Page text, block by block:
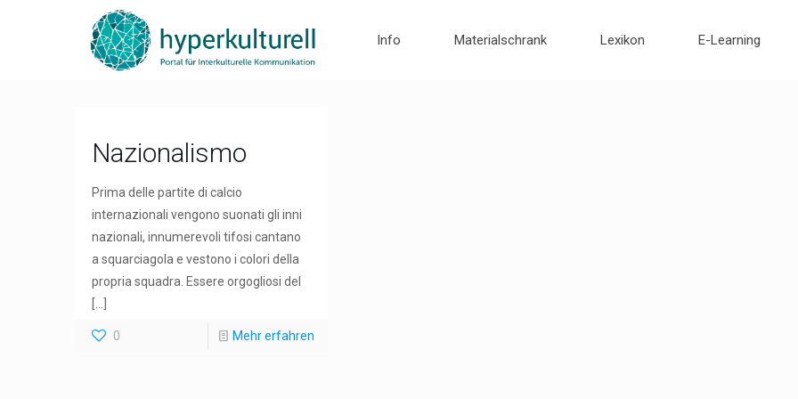
Info Materialschrank Lexikon E-Learning
Nazionalismo
Prima delle partite di calcio
internazionali vengono suonati gli inni
nazionali, innumerevoli tifosi cantano
a squarciagola e vestono i colori della
propria squadra. Essere orgogliosi del
0 Mehr erfahren